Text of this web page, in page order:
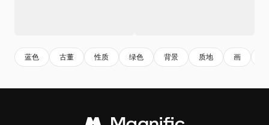
蓝色 古董 性质 绿色 背景 质地 画